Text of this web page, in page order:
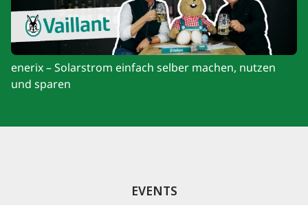
enerix – Solarstrom einfach selber machen, nutzen
und sparen
EVENTS